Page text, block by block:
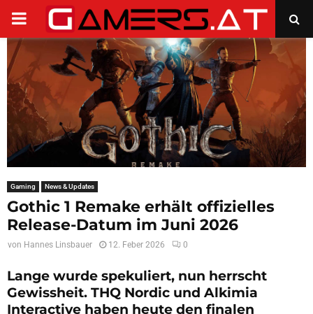
PRIMARY
MENU
Gaming News & Updates
Gothic 1 Remake erhält offizielles
Release-Datum im Juni 2026
von Hannes Linsbauer 12. Feber 2026 0
Lange wurde spekuliert, nun herrscht
Gewissheit. THQ Nordic und Alkimia
Interactive haben heute den finalen